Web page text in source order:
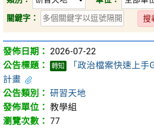
關鍵字：
送
出
2026-07-22
轉知
「政治檔案快速上手
計畫
研習天地
教學組
77